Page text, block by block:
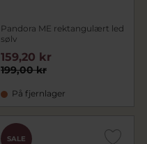
Pandora ME rektangulært led
sølv
199,00 kr
159,20 kr
På fjernlager
SALE